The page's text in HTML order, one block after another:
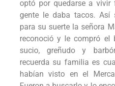
optó por quedarse a vivir
gente le daba tacos. Así
para su suerte la señora
reconoció y le compró el
sucio, greñudo y
recuerda su familia es
habían visto en el